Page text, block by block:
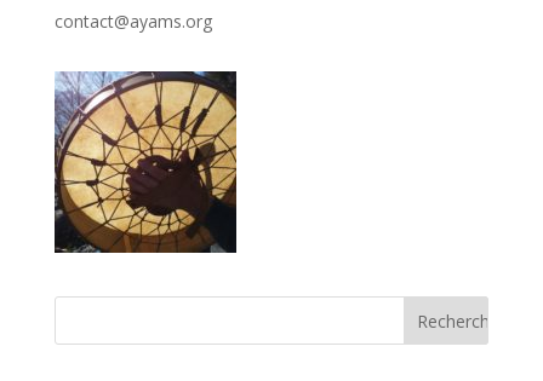
contact@ayams.org